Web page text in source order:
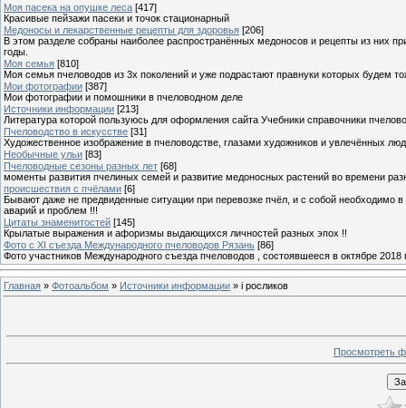
Моя пасека на опушке леса [417]
Красивые пейзажи пасеки и точок стационарный
Медоносы и лекарственные рецепты для здоровья [206]
В этом разделе собраны наиболее распространённых медоносов и рецепты из них
годы.
Моя семья [810]
Моя семья пчеловодов из 3х поколений и уже подрастают правнуки которых будем
Мои фотографии [387]
Мои фотографии и помошники в пчеловодном деле
Источники информации [213]
Литература которой пользуюсь для оформления сайта Учебники справочники
Пчеловодство в искусстве [31]
Художественное изображение в пчеловодстве, глазами художников и увлечённых
Необычные ульи [83]
Пчеловодные сезоны разных лет [68]
моменты развития пчелиных семей и развитие медоносных растений во времени
происшествия с пчёлами [6]
Бывают даже не предвиденные ситуации при перевозке пчёл, и с собой необходимо
аварий и проблем !!!
Цитаты знаменитостей [145]
Крылатые выражения и афоризмы выдающихся личностей разных эпох !!
Фото с XI съезда Международного пчеловодов Рязань [86]
Фото участников Международного съезда пчеловодов , состоявшееся в октябре 2018
Главная » Фотоальбом » Источники информации » i росликов
Просмотреть